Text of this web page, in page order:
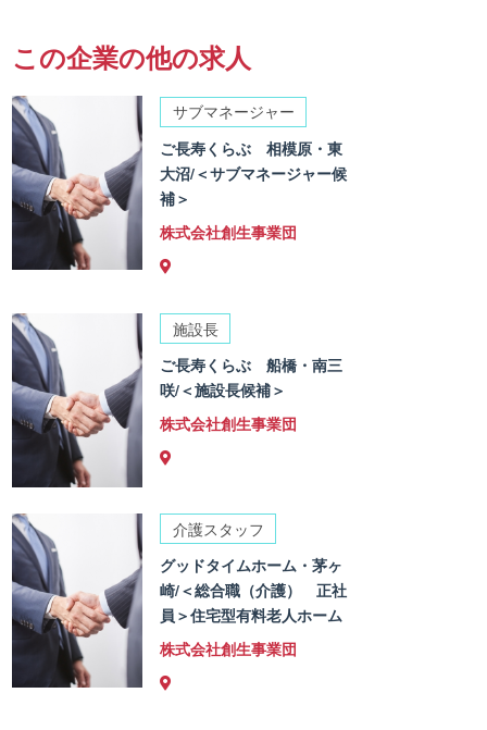
この企業の他の求人
サブマネージャー
ご長寿くらぶ 相模原・東
大沼/＜サブマネージャー候
補＞
株式会社創生事業団
施設長
ご長寿くらぶ 船橋・南三
咲/＜施設長候補＞
株式会社創生事業団
介護スタッフ
グッドタイムホーム・茅ヶ
崎/＜総合職（介護） 正社
員＞住宅型有料老人ホーム
株式会社創生事業団